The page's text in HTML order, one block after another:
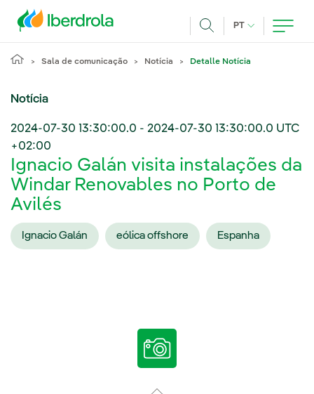
PT IDIOMA ATUAL,
Sala de comunicação Notícia Detalle Notícia
Notícia
2024-07-30 13:30:00.0 - 2024-07-30 13:30:00.0 UTC
+02:00
Ignacio Galán visita instalações da
Windar Renovables no Porto de
Avilés
Ignacio Galán eólica offshore Espanha